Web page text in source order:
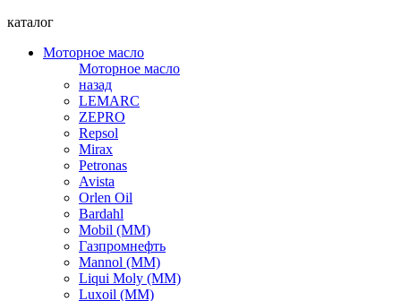
каталог
Моторное масло
Моторное масло
назад
LEMARC
ZEPRO
Repsol
Mirax
Petronas
Avista
Orlen Oil
Bardahl
Mobil (ММ)
Газпромнефть
Mannol (ММ)
Liqui Moly (ММ)
Luxoil (ММ)